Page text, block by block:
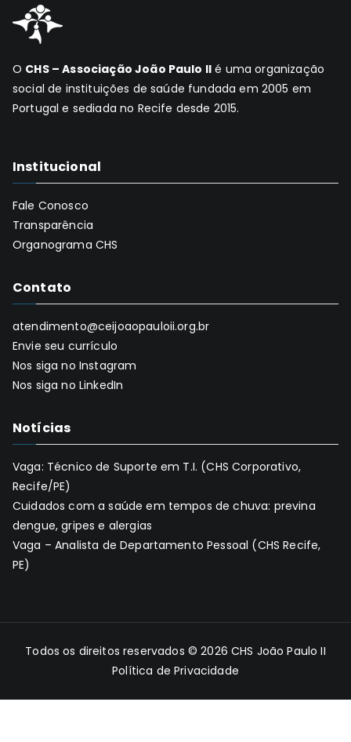
O CHS – Associação João Paulo II é uma organização
social de instituições de saúde fundada em 2005 em
Portugal e sediada no Recife desde 2015.
Institucional
Fale Conosco
Transparência
Organograma CHS
Contato
atendimento@ceijoaopauloii.org.br
Envie seu currículo
Nos siga no Instagram
Nos siga no LinkedIn
Notícias
Vaga: Técnico de Suporte em T.I. (CHS Corporativo,
Recife/PE)
Cuidados com a saúde em tempos de chuva: previna
dengue, gripes e alergias
Vaga – Analista de Departamento Pessoal (CHS Recife,
PE)
Todos os direitos reservados © 2026CHS João Paulo II
Política de Privacidade